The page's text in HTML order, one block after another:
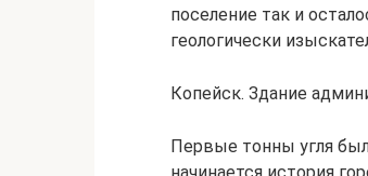
поселение так и
геологически
Копейск. Здание
Первые тонны угля